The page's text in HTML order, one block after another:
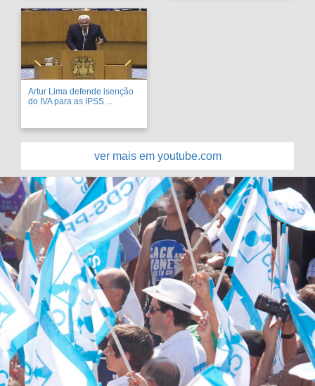
Artur Lima defende isenção
do IVA para as IPSS ...
ver mais em youtube.com